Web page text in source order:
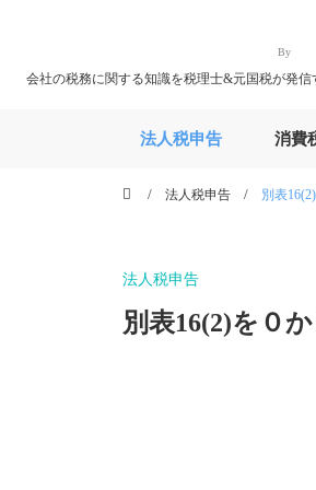
By
会社の税務に関する知識を税理士&元国税が発信
法人税申告 消費
法人税申告 別表
法人税申告
別表16(2)を０